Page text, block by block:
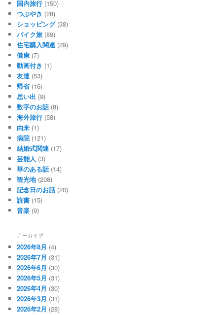
国内旅行 (150)
つぶやき (28)
ショッピング(38)
バイク旅 (89)
住宅購入関連 (29)
健康 (7)
動画付き (1)
友達 (53)
帰省(16)
思い出 (9)
数字のお話 (8)
海外旅行 (58)
由来 (1)
病院 (121)
結婚式関連 (17)
芸能人 (3)
華のある話 (14)
観光地(208)
記念日のお話 (20)
読書 (15)
音楽 (9)
アーカイブ
2026年8月 (4)
2026年7月 (31)
2026年6月 (30)
2026年5月 (31)
2026年4月 (30)
2026年3月 (31)
2026年2月 (28)